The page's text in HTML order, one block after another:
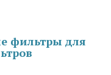
фильтры для